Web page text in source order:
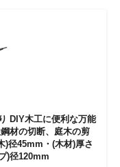
DIY木工に便利な万能
材の切断、庭木の剪
)径45mm・(木材)厚さ
)径120mm